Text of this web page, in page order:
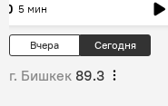
5 мин
Вчера Сегодня
г. Бишкек 89.3